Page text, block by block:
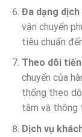
Đa dạng dịch
vận chuyển
tiêu chuẩn
Theo dõi
chuyển của
thống theo
tâm và thông
Dịch vụ